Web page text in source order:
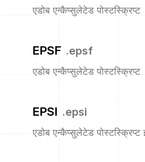
एडोब एन्कैप्सुलेटेड पोस्टस्क्रिप्ट
EPSF .epsf
एडोब एन्कैप्सुलेटेड पोस्टस्क्रिप्ट
EPSI .epsi
एडोब एन्कैप्सुलेटेड